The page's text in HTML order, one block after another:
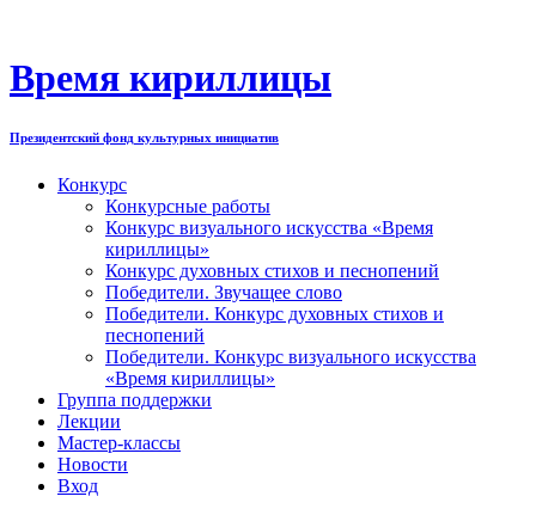
содержимому
Время кириллицы
Президентский фонд культурных инициатив
Конкурс
Конкурсные работы
Конкурс визуального искусства «Время
кириллицы»
Конкурс духовных стихов и песнопений
Победители. Звучащее слово
Победители. Конкурс духовных стихов и
песнопений
Победители. Конкурс визуального искусства
«Время кириллицы»
Группа поддержки
Лекции
Мастер-классы
Новости
Вход